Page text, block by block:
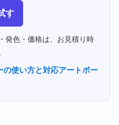
す
発色・価格は、お見積り時
の使い方と対応アートボー